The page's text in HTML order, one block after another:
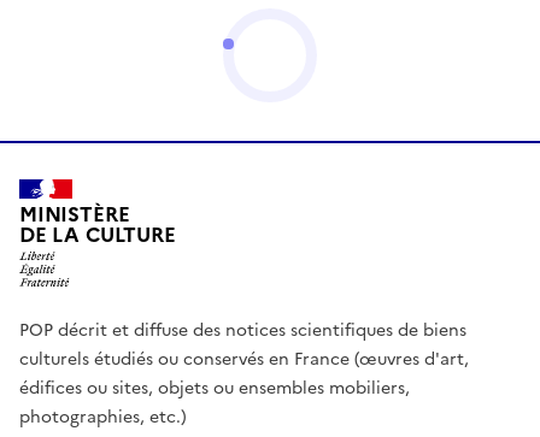
MINISTÈRE
DE LA CULTURE
POP décrit et diffuse des notices scientifiques de biens
culturels étudiés ou conservés en France (œuvres d'art,
édifices ou sites, objets ou ensembles mobiliers,
photographies, etc.)